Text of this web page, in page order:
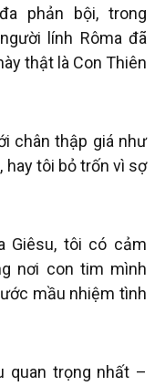
phản bội, trong
lính Rôma đã
thật là Con Thiên
chân thập giá như
hay tôi bỏ trốn vì sợ
Giêsu, tôi có cảm
nơi con tim mình
mầu nhiệm tình
quan trọng nhất –